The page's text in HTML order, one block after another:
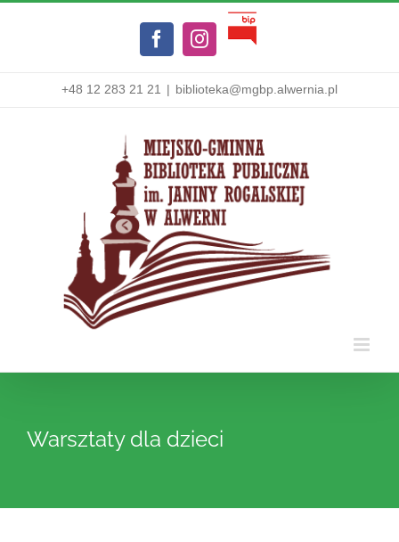
FacebookInstagram
Biuletyn
+48 12 283 21 21 | biblioteka@mgbp.alwernia.pl
Warsztaty dla dzieci